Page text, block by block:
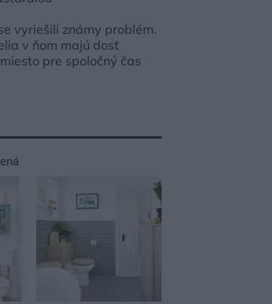
vyriešili známy problém.
v ňom majú dosť
pre spoločný čas